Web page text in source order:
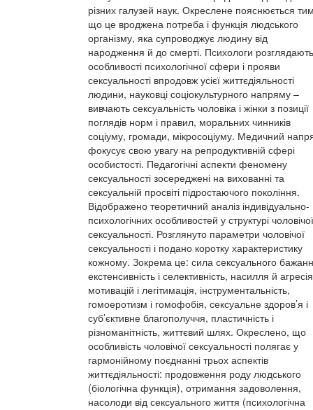
різних галузей наук. Окреслене пояснюється
що це вроджена потреба і функція людського
організму, яка супроводжує людину від
народження й до смерті. Психологи розглядають
особливості психологічної сфери і прояви
сексуальності впродовж усієї життєдіяльності
людини, науковці соціокультурного напряму –
вивчають сексуальність чоловіка і жінки з позиції
поглядів норм і правил, моральних чинників
соціуму, громади, мікросоціуму. Медичний
фокусує свою увагу на репродуктивній сфері
особистості. Педагогічні аспекти феномену
сексуальності зосереджені на вихованні та
сексуальній просвіті підростаючого покоління.
Відображено теоретичний аналіз індивідуально-
психологічних особливостей у структурі чоловічої
сексуальності. Розглянуто параметри чоловічої
сексуальності і подано коротку характеристику
кожному. Зокрема це: сила сексуального
екстенсивність і селективність, насилля й
мотивацій і легітимація, інструментальність,
гомоеротизм і гомофобія, сексуальне здоров’я і
суб’єктивне благополуччя, пластичність і
різноманітність, життєвий шлях. Окреслено, що
особливість чоловічої сексуальності полягає у
гармонійному поєднанні трьох аспектів
життєдіяльності: продовження роду людського
(біологічна функція), отримання задоволення,
насолоди від сексуального життя (психологічна